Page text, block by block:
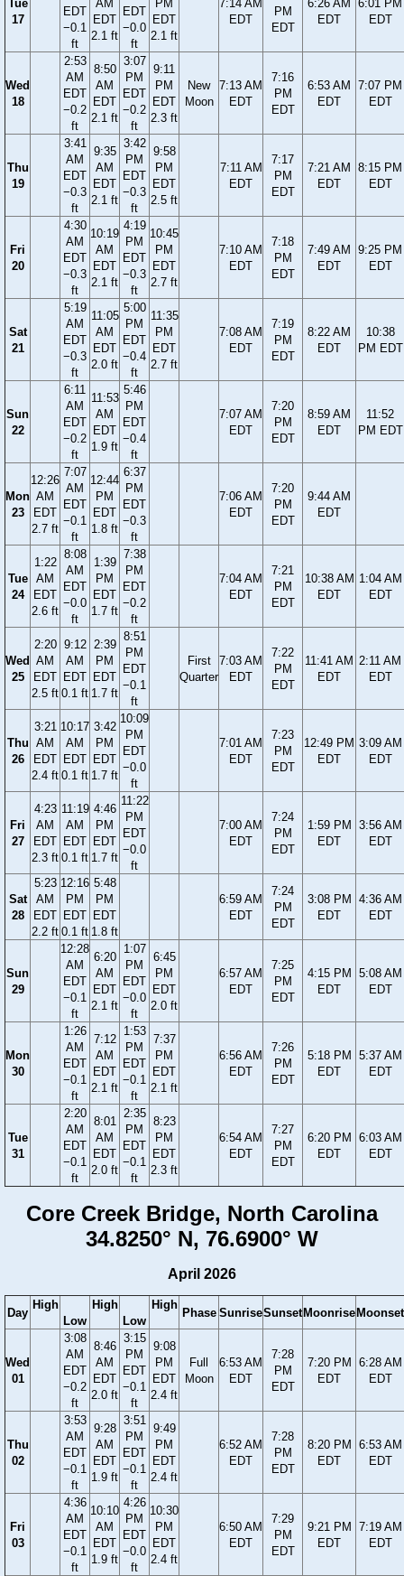
Tue
17
EDT
−0.1
ft
AM
EDT
2.1 ft
EDT
−0.0
ft
PM
EDT
2.1 ft
7:14 AM
EDT
PM
EDT
6:26 AM
EDT
6:01 PM
EDT
Wed
18
2:53
AM
EDT
−0.2
ft
8:50
AM
EDT
2.1 ft
3:07
PM
EDT
−0.2
ft
9:11
PM
EDT
2.3 ft
New
Moon
7:13 AM
EDT
7:16
PM
EDT
6:53 AM
EDT
7:07 PM
EDT
Thu
19
3:41
AM
EDT
−0.3
ft
9:35
AM
EDT
2.1 ft
3:42
PM
EDT
−0.3
ft
9:58
PM
EDT
2.5 ft
7:11 AM
EDT
7:17
PM
EDT
7:21 AM
EDT
8:15 PM
EDT
Fri
20
4:30
AM
EDT
−0.3
ft
10:19
AM
EDT
2.1 ft
4:19
PM
EDT
−0.3
ft
10:45
PM
EDT
2.7 ft
7:10 AM
EDT
7:18
PM
EDT
7:49 AM
EDT
9:25 PM
EDT
Sat
21
5:19
AM
EDT
−0.3
ft
11:05
AM
EDT
2.0 ft
5:00
PM
EDT
−0.4
ft
11:35
PM
EDT
2.7 ft
7:08 AM
EDT
7:19
PM
EDT
8:22 AM
EDT
10:38
PM EDT
Sun
22
6:11
AM
EDT
−0.2
ft
11:53
AM
EDT
1.9 ft
5:46
PM
EDT
−0.4
ft
7:07 AM
EDT
7:20
PM
EDT
8:59 AM
EDT
11:52
PM EDT
Mon
23
12:26
AM
EDT
2.7 ft
7:07
AM
EDT
−0.1
ft
12:44
PM
EDT
1.8 ft
6:37
PM
EDT
−0.3
ft
7:06 AM
EDT
7:20
PM
EDT
9:44 AM
EDT
Tue
24
1:22
AM
EDT
2.6 ft
8:08
AM
EDT
−0.0
ft
1:39
PM
EDT
1.7 ft
7:38
PM
EDT
−0.2
ft
7:04 AM
EDT
7:21
PM
EDT
10:38 AM
EDT
1:04 AM
EDT
Wed
25
2:20
AM
EDT
2.5 ft
9:12
AM
EDT
0.1 ft
2:39
PM
EDT
1.7 ft
8:51
PM
EDT
−0.1
ft
First
Quarter
7:03 AM
EDT
7:22
PM
EDT
11:41 AM
EDT
2:11 AM
EDT
Thu
26
3:21
AM
EDT
2.4 ft
10:17
AM
EDT
0.1 ft
3:42
PM
EDT
1.7 ft
10:09
PM
EDT
−0.0
ft
7:01 AM
EDT
7:23
PM
EDT
12:49 PM
EDT
3:09 AM
EDT
Fri
27
4:23
AM
EDT
2.3 ft
11:19
AM
EDT
0.1 ft
4:46
PM
EDT
1.7 ft
11:22
PM
EDT
−0.0
ft
7:00 AM
EDT
7:24
PM
EDT
1:59 PM
EDT
3:56 AM
EDT
Sat
28
5:23
AM
EDT
2.2 ft
12:16
PM
EDT
0.1 ft
5:48
PM
EDT
1.8 ft
6:59 AM
EDT
7:24
PM
EDT
3:08 PM
EDT
4:36 AM
EDT
Sun
29
12:28
AM
EDT
−0.1
ft
6:20
AM
EDT
2.1 ft
1:07
PM
EDT
−0.0
ft
6:45
PM
EDT
2.0 ft
6:57 AM
EDT
7:25
PM
EDT
4:15 PM
EDT
5:08 AM
EDT
Mon
30
1:26
AM
EDT
−0.1
ft
7:12
AM
EDT
2.1 ft
1:53
PM
EDT
−0.1
ft
7:37
PM
EDT
2.1 ft
6:56 AM
EDT
7:26
PM
EDT
5:18 PM
EDT
5:37 AM
EDT
Tue
31
2:20
AM
EDT
−0.1
ft
8:01
AM
EDT
2.0 ft
2:35
PM
EDT
−0.1
ft
8:23
PM
EDT
2.3 ft
6:54 AM
EDT
7:27
PM
EDT
6:20 PM
EDT
6:03 AM
EDT
Core Creek Bridge, North Carolina
34.8250° N, 76.6900° W
April 2026
Day
High
Low
High
Low
High
Phase SunriseSunsetMoonriseMoonset
Wed
01
3:08
AM
EDT
−0.2
ft
8:46
AM
EDT
2.0 ft
3:15
PM
EDT
−0.1
ft
9:08
PM
EDT
2.4 ft
Full
Moon
6:53 AM
EDT
7:28
PM
EDT
7:20 PM
EDT
6:28 AM
EDT
Thu
02
3:53
AM
EDT
−0.1
ft
9:28
AM
EDT
1.9 ft
3:51
PM
EDT
−0.1
ft
9:49
PM
EDT
2.4 ft
6:52 AM
EDT
7:28
PM
EDT
8:20 PM
EDT
6:53 AM
EDT
Fri
03
4:36
AM
EDT
−0.1
ft
10:10
AM
EDT
1.9 ft
4:26
PM
EDT
−0.0
ft
10:30
PM
EDT
2.4 ft
6:50 AM
EDT
7:29
PM
EDT
9:21 PM
EDT
7:19 AM
EDT